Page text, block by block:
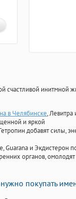
инитмной
в Челябинске, Левитра
и яркой
добавят силы,
и Экдистерон
органов,
покупать